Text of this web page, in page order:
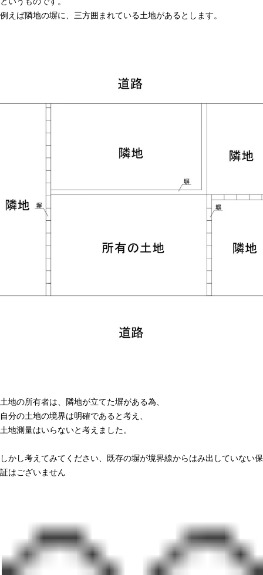
例えば隣地の塀に、三方囲まれている土地があるとします。
土地の所有者は、隣地が立てた塀がある為、
自分の土地の境界は明確であると考え、
土地測量はいらないと考えました。
しかし考えてみてください、既存の塀が境界線からはみ出していない保
証はございません